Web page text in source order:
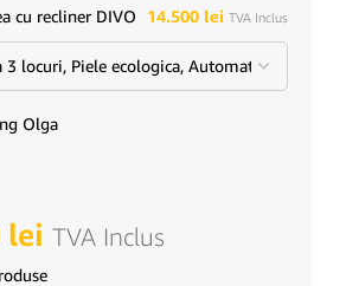
cu recliner DIVO 14.500 lei TVA Inclus
Olga
lei TVA Inclus